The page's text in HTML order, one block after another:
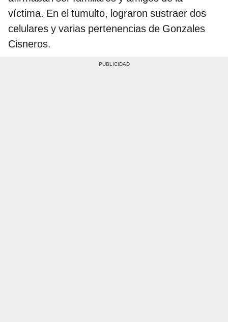
víctima. En el tumulto, lograron sustraer dos
celulares y varias pertenencias de Gonzales
Cisneros.